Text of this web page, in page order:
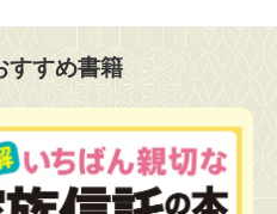
すすめ書籍